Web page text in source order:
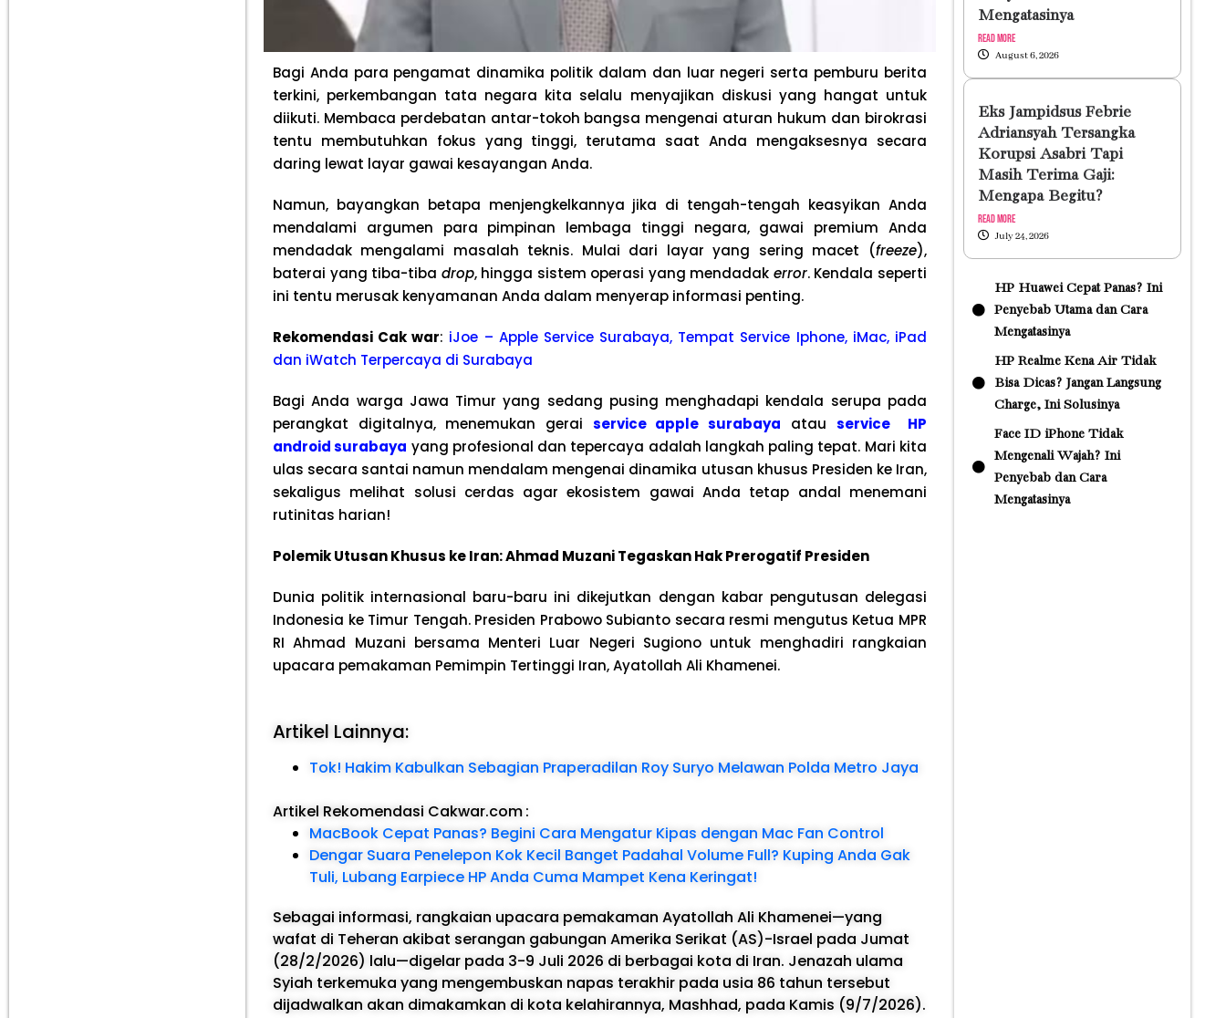
Bagi Anda para pengamat dinamika politik dalam dan luar negeri serta pemburu berita
terkini, perkembangan tata negara kita selalu menyajikan diskusi yang hangat untuk
diikuti. Membaca perdebatan antar-tokoh bangsa mengenai aturan hukum dan birokrasi
tentu membutuhkan fokus yang tinggi, terutama saat Anda mengaksesnya secara
daring lewat layar gawai kesayangan Anda.
Namun, bayangkan betapa menjengkelkannya jika di tengah-tengah keasyikan Anda
mendalami argumen para pimpinan lembaga tinggi negara, gawai premium Anda
mendadak mengalami masalah teknis. Mulai dari layar yang sering macet (freeze),
baterai yang tiba-tiba drop, hingga sistem operasi yang mendadak error. Kendala seperti
ini tentu merusak kenyamanan Anda dalam menyerap informasi penting.
Rekomendasi Cak war: iJoe – Apple Service Surabaya, Tempat Service Iphone, iMac, iPad
dan iWatch Terpercaya di Surabaya
Bagi Anda warga Jawa Timur yang sedang pusing menghadapi kendala serupa pada
perangkat digitalnya, menemukan gerai service apple surabaya atau service HP
android surabaya yang profesional dan tepercaya adalah langkah paling tepat. Mari kita
ulas secara santai namun mendalam mengenai dinamika utusan khusus Presiden ke Iran,
sekaligus melihat solusi cerdas agar ekosistem gawai Anda tetap andal menemani
rutinitas harian!
Polemik Utusan Khusus ke Iran: Ahmad Muzani Tegaskan Hak Prerogatif Presiden
Dunia politik internasional baru-baru ini dikejutkan dengan kabar pengutusan delegasi
Indonesia ke Timur Tengah. Presiden Prabowo Subianto secara resmi mengutus Ketua MPR
RI Ahmad Muzani bersama Menteri Luar Negeri Sugiono untuk menghadiri rangkaian
upacara pemakaman Pemimpin Tertinggi Iran, Ayatollah Ali Khamenei.
Artikel Lainnya:
Tok! Hakim Kabulkan Sebagian Praperadilan Roy Suryo Melawan Polda Metro Jaya
Artikel Rekomendasi Cakwar.com:
MacBook Cepat Panas? Begini Cara Mengatur Kipas dengan Mac Fan Control
Dengar Suara Penelepon Kok Kecil Banget Padahal Volume Full? Kuping Anda Gak
Tuli, Lubang Earpiece HP Anda Cuma Mampet Kena Keringat!
Sebagai informasi, rangkaian upacara pemakaman Ayatollah Ali Khamenei—yang
wafat di Teheran akibat serangan gabungan Amerika Serikat (AS)-Israel pada Jumat
(28/2/2026) lalu—digelar pada 3-9 Juli 2026 di berbagai kota di Iran. Jenazah ulama
Syiah terkemuka yang mengembuskan napas terakhir pada usia 86 tahun tersebut
dijadwalkan akan dimakamkan di kota kelahirannya, Mashhad, pada Kamis (9/7/2026).
Mengatasinya
Read More
August 6, 2026
Eks Jampidsus Febrie
Adriansyah Tersangka
Korupsi Asabri Tapi
Masih Terima Gaji:
Mengapa Begitu?
Read More
July 24, 2026
HP Huawei Cepat Panas? Ini
Penyebab Utama dan Cara
Mengatasinya
HP Realme Kena Air Tidak
Bisa Dicas? Jangan Langsung
Charge, Ini Solusinya
Face ID iPhone Tidak
Mengenali Wajah? Ini
Penyebab dan Cara
Mengatasinya